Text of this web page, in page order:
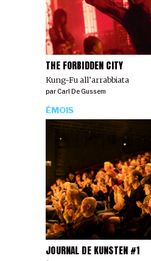
THE FORBIDDEN CITY
Kung-Fu all’arrabbiata
parCarl De Gussem
JOURNAL DE KUNSTEN #1
ÉMOIS